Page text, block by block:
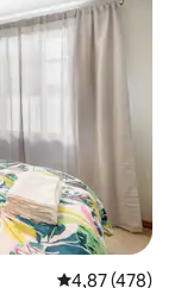
4,87 de uma
4,87 (478)